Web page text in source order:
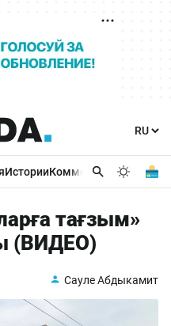
ИсторииКомментарииБизнес
тағзым»
(ВИДЕО)
Сауле Абдыкамит